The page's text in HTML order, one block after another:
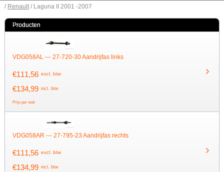
/ Renault / Laguna II 2001 -2007
Producten
VDG058AL --- 27-720-30 Aandrijfas links
€111,56 excl. btw
€134,99 incl. btw
Prijs per stuk
VDG058AR --- 27-795-23 Aandrijfas rechts
€111,56 excl. btw
€134,99 incl. btw